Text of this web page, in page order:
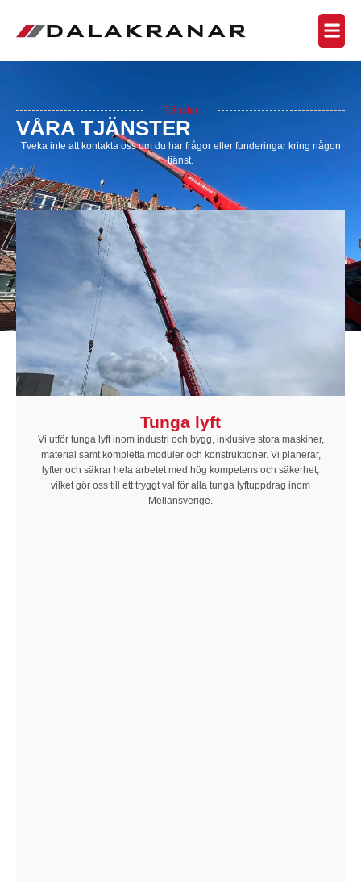
Tjänster
VÅRA TJÄNSTER
Tveka inte att kontakta oss om du har frågor eller funderingar kring någon
tjänst.
Tunga lyft
Vi utför tunga lyft inom industri och bygg, inklusive stora maskiner,
material samt kompletta moduler och konstruktioner. Vi planerar,
lyfter och säkrar hela arbetet med hög kompetens och säkerhet,
vilket gör oss till ett tryggt val för alla tunga lyftuppdrag inom
Mellansverige.